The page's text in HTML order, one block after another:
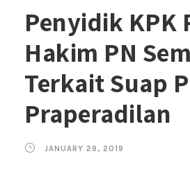
Penyidik KPK
Hakim PN
Terkait Suap
Praperadilan
JANUARY 29, 2019